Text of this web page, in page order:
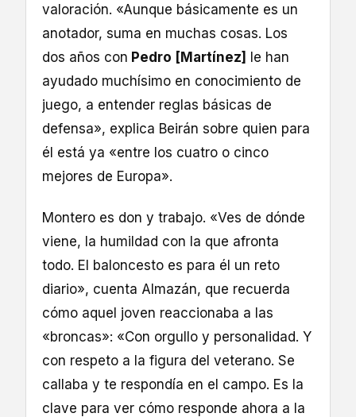
valoración. «Aunque básicamente es un
anotador, suma en muchas cosas. Los
dos años con Pedro [Martínez] le han
ayudado muchísimo en conocimiento de
juego, a entender reglas básicas de
defensa», explica Beirán sobre quien para
él está ya «entre los cuatro o cinco
mejores de Europa».
Montero es don y trabajo. «Ves de dónde
viene, la humildad con la que afronta
todo. El baloncesto es para él un reto
diario», cuenta Almazán, que recuerda
cómo aquel joven reaccionaba a las
«broncas»: «Con orgullo y personalidad. Y
con respeto a la figura del veterano. Se
callaba y te respondía en el campo. Es la
clave para ver cómo responde ahora a la